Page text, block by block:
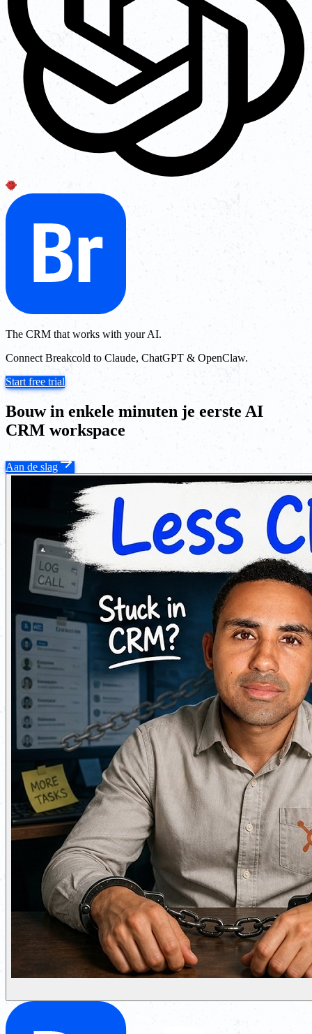
The CRM that works with your AI.
Connect Breakcold to Claude, ChatGPT & OpenClaw.
Start free trial
Bouw in enkele minuten je eerste AI
CRM workspace
Aan de slag